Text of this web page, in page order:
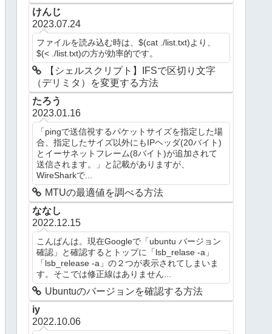
けんじ
2023.07.24
ファイルを読み込む時は、$(cat ./list.txt)より、
$(< ./list.txt)の方が効率的です。
【シェルスクリプト】IFSで区切り文字
（デリミタ）を変更する方法
たろう
2023.01.16
「pingで送信視するパケットサイズを指定した場
合、指定したサイズ以外にもIPヘッダ(20バイト)
とイーサネットフレーム(8バイト)が追加されて
送信されます。」と記載がありますが、
WireSharkで...
MTUの最適値を調べる方法
ななし
2022.12.15
こんばんは。現在Googleで「ubuntu バージョン
確認」と確認するとトップに「lsb_relase -a」
「lsb_release -a」の２つが表示されてしまいま
す。そこでは修正線はありません...
Ubuntuのバージョンを確認する方法
iy
2022.10.06